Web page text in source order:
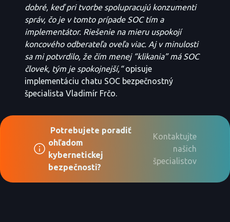
dobré, keď pri tvorbe spolupracujú konzumenti
správ, čo je v tomto prípade SOC tím a
implementátor. Riešenie na mieru uspokojí
koncového odberateľa oveľa viac. Aj v minulosti
sa mi potvrdilo, že čím menej “klikania” má SOC
človek, tým je spokojnejší,“opisuje
implementáciu chatu SOC bezpečnostný
špecialista Vladimír Frčo.
Potrebujete poradiť
ohľadom
kybernetickej
bezpečnosti?
Kontaktujte
našich
špecialistov